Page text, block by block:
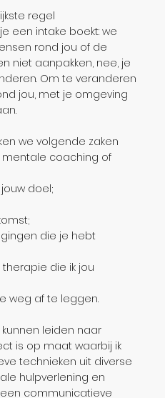
regel
een intake boekt: we
rond jou of de
niet aanpakken, nee, je
Om te veranderen
jou, met je omgeving
we volgende zaken
mentale coaching of
doel;
die je hebt
die ik jou
weg af te leggen.
leiden naar
is op maat waarbij ik
technieken uit diverse
hulpverlening en
communicatieve